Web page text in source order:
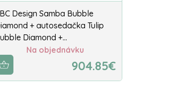
Design Samba Bubble
+ autosedačka Tulip
Diamond +…
Na objednávku
904.85€